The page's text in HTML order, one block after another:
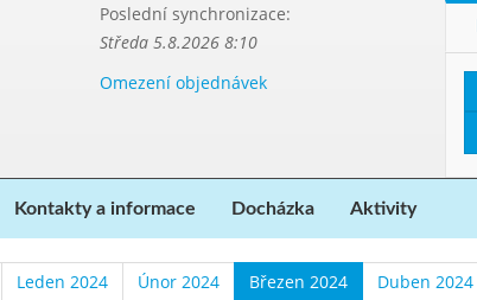
Poslední synchronizace:
Středa 5.8.2026 8:10
Omezení objednávek
Kontakty a informace Docházka Aktivity
Leden 2024 Únor 2024 Březen 2024 Duben 2024